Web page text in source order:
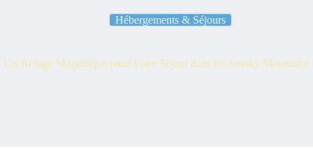
Hébergements & Séjours
Un Refuge Magnifique pour Votre Séjour dans les Smoky Mountains